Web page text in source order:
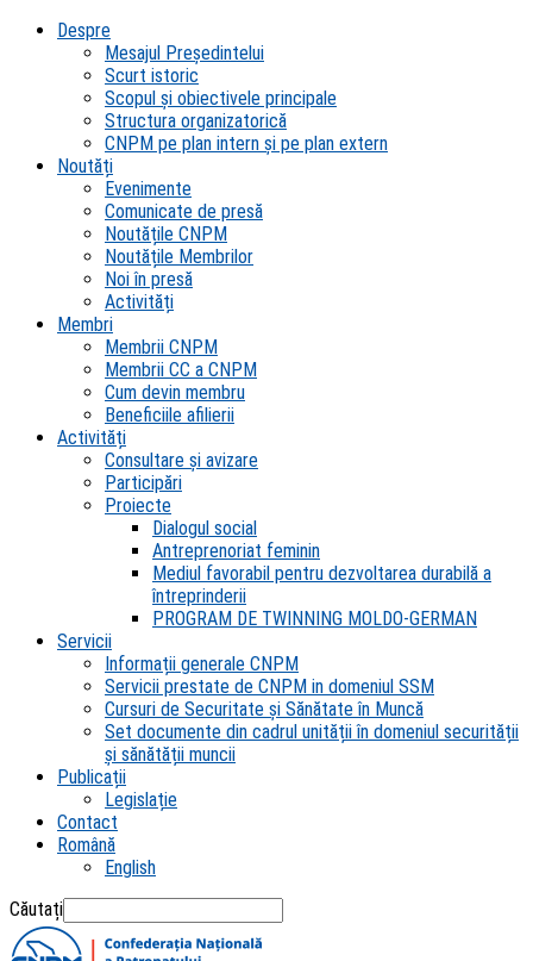
Despre
Mesajul Președintelui
Scurt istoric
Scopul şi obiectivele principale
Structura organizatorică
CNPM pe plan intern şi pe plan extern
Noutăți
Evenimente
Comunicate de presă
Noutățile CNPM
Noutățile Membrilor
Noi în presă
Activități
Membri
Membrii CNPM
Membrii CC a CNPM
Cum devin membru
Beneficiile afilierii
Activități
Consultare și avizare
Participări
Proiecte
Dialogul social
Antreprenoriat feminin
Mediul favorabil pentru dezvoltarea durabilă a
întreprinderii
PROGRAM DE TWINNING MOLDO-GERMAN
Servicii
Informații generale CNPM
Servicii prestate de CNPM in domeniul SSM
Cursuri de Securitate și Sănătate în Muncă
Set documente din cadrul unității în domeniul securității
și sănătății muncii
Publicații
Legislație
Contact
Română
English
Căutați